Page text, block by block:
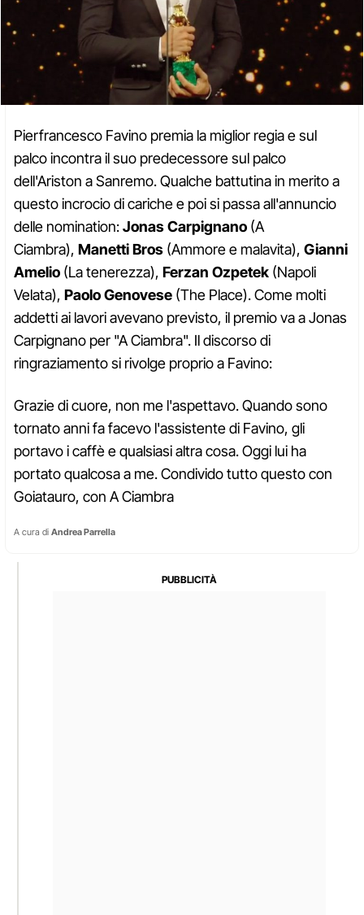
Pierfrancesco Favino premia la miglior regia e sul
palco incontra il suo predecessore sul palco
dell'Ariston a Sanremo. Qualche battutina in merito a
questo incrocio di cariche e poi si passa all'annuncio
delle nomination:Jonas Carpignano (A
Ciambra), Manetti Bros (Ammore e malavita), Gianni
Amelio (La tenerezza), Ferzan Ozpetek (Napoli
Velata), Paolo Genovese (The Place). Come molti
addetti ai lavori avevano previsto, il premio va a Jonas
Carpignano per "A Ciambra". Il discorso di
ringraziamento si rivolge proprio a Favino:
Grazie di cuore, non me l'aspettavo. Quando sono
tornato anni fa facevo l'assistente di Favino, gli
portavo i caffè e qualsiasi altra cosa. Oggi lui ha
portato qualcosa a me. Condivido tutto questo con
Goiatauro, con A Ciambra
A cura di Andrea Parrella